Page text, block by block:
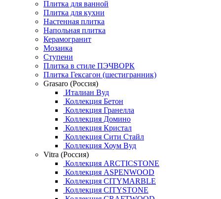
Плитка для ванной
Плитка для кухни
Настенная плитка
Напольная плитка
Керамогранит
Мозаика
Ступени
Плитка в стиле ПЭЧВОРК
Плитка Гексагон (шестигранник)
Grasaro (Россия)
Италиан Вуд
Коллекция Бетон
Коллекция Гранелла
Коллекция Домино
Коллекция Кристал
Коллекция Сити Стайл
Коллекция Хоум Вуд
Vitra (Россия)
Коллекция ARCTICSTONE
Коллекция ASPENWOOD
Коллекция CITYMARBLE
Коллекция CITYSTONE